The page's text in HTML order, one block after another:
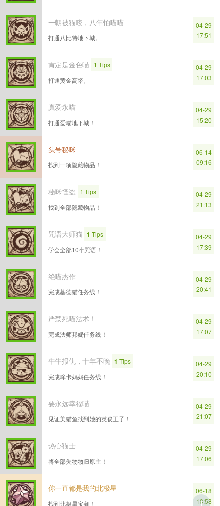
一朝被猫咬，八年怕喵喵
打通八比特地下城。
04-29
17:51
肯定是金色喵 1 Tips
打通黄金高塔。
04-29
17:03
真爱永喵
打通爱喵地下城！
04-29
15:20
头号秘咪
找到一项隐藏物品！
06-14
09:16
秘咪怪盗 1 Tips
找到全部隐藏物品！
04-29
21:13
咒语大师猫 1 Tips
学会全部10个咒语！
04-29
17:39
绝喵杰作
完成基德猫任务线！
04-29
20:41
严禁死喵法术！
完成法师邦妮任务线！
04-29
17:07
牛牛报仇，十年不晚 1 Tips
完成哞卡妈妈任务线！
04-29
20:10
要永远幸福喵
见证美猫鱼找到她的英俊王子！
04-29
21:07
热心猫士
将全部失物物归原主！
04-29
17:06
你一直都是我的北极星
找到北极星宝藏！
06-18
18:58
T